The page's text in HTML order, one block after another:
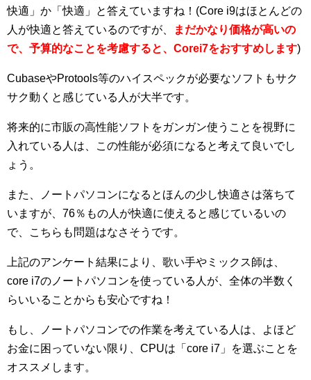
快適」か「快適」と答えていますね！(Core i9はほとんどの
人が快適と答えているのですが、
まだかなり価格が高いの
で、予算的なことを考慮すると、Corei7をおすすめします)
CubaseやProtools等のハイスペックが必要なソフトもサク
サク動くと感じている人が大半です。
将来的に市販の高性能ソフトをガンガン使うことを視野に
入れている人は、この性能が必須になると考えて良いでし
ょう。
また、ノートパソコンになるとほんの少し快適さは落ちて
いますが、76％もの人が快適に使えると感じているいの
で、こちらも問題はなさそうです。
上記のアンケート結果により、歌い手やミックス師は、
core i7のノートパソコンを使っている人が、全体の半数く
らいいることからも安心ですね！
もし、ノートパソコンでの作業を考えている人は、よほど
お金に困っていない限り、CPUは「core i7」を選ぶことを
オススメします。